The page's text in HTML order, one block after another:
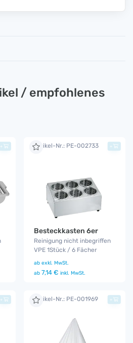
/ empfohlenes
+ Artikel-Nr.: PE-002733
Besteckkasten 6er
Reinigung nicht inbegriffen
VPE 1Stück / 6 Fächer
ab exkl. MwSt.
ab 7,14 € inkl. MwSt.
+
+ Artikel-Nr.: PE-001969 +